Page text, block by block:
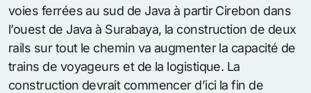
voies ferrées au sud de Java à partir Cirebon dans
l’ouest de Java à Surabaya, la construction de deux
rails sur tout le chemin va augmenter la capacité de
trains de voyageurs et de la logistique. La
construction devrait commencer d’ici la fin de